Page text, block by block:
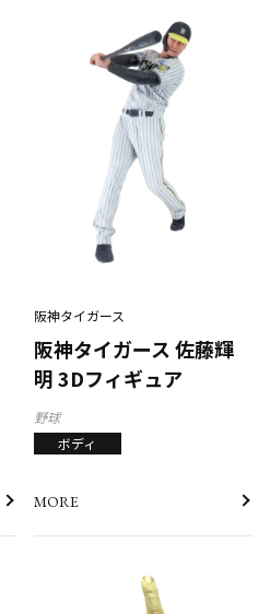
阪神タイガース
阪神タイガース 佐藤輝
明 3Dフィギュア
野球
ボディ
MORE